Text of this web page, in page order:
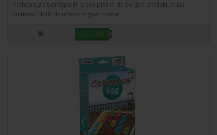
Archeologic bordspelEr is een plek in de bergen ontdekt, maar
niemand durft daarheen te gaan totdat ..